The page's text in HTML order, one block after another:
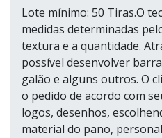
Lote mínimo: 50 Tiras.O
medidas determinadas
textura e a quantidade.
possível desenvolver
galão e alguns outros. O
o pedido de acordo com
logos, desenhos,
material do pano,